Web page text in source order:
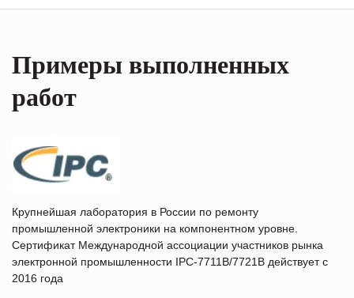
Примеры выполненных
работ
Крупнейшая лаборатория в России по ремонту
промышленной электроники на компонентном уровне.
Сертификат Международной ассоциации участников рынка
электронной промышленности IPC-7711B/7721B действует с
2016 года